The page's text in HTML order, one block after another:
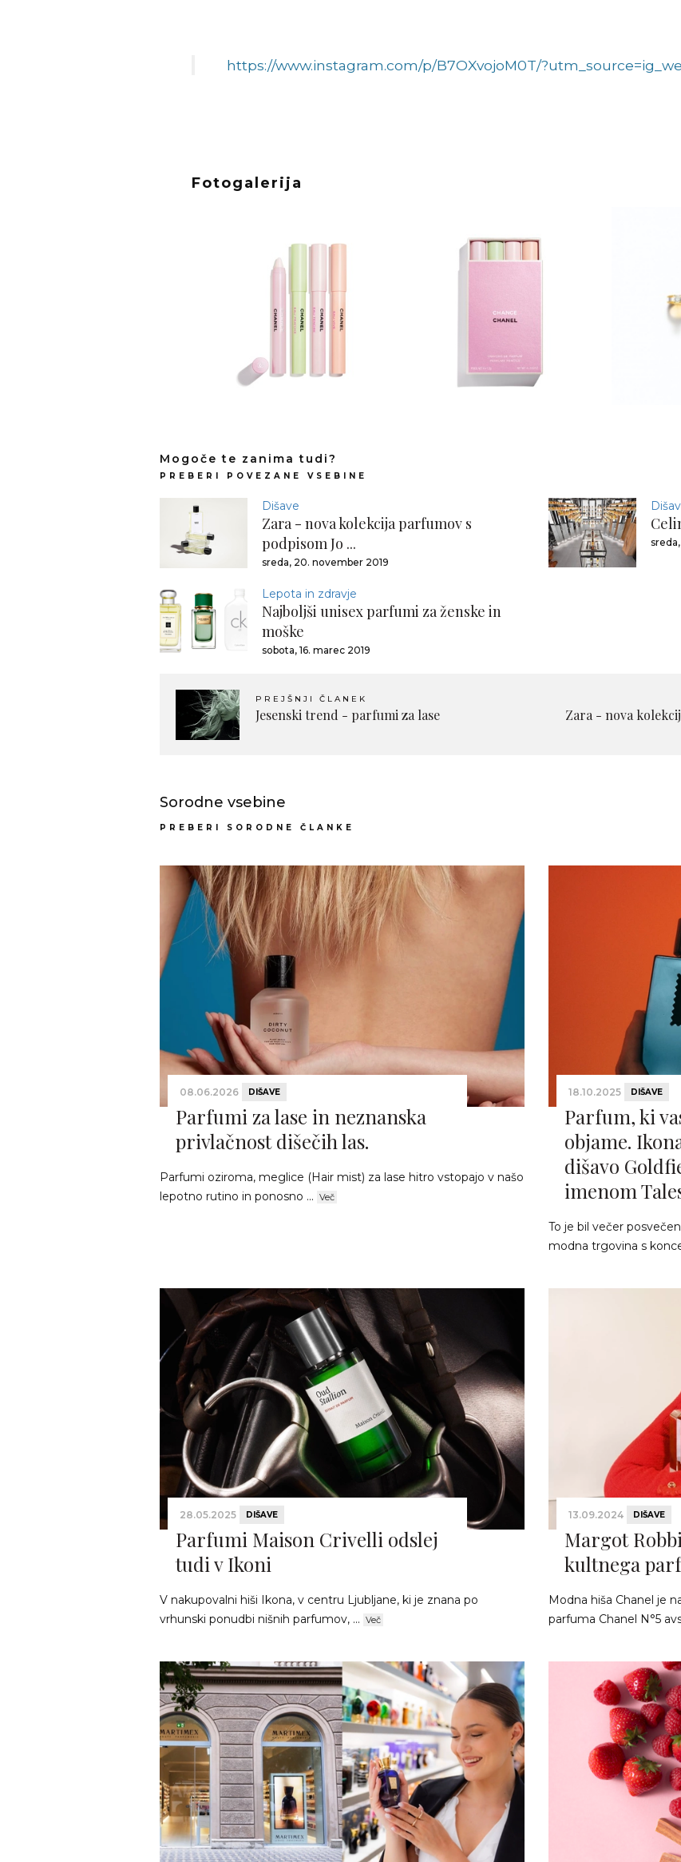
https://www.instagram.com/p/B7OXvojoM0T/
Fotogalerija
Mogoče te zanima tudi?
PREBERI POVEZANE VSEBINE
Dišave
Zara - nova kolekcija parfumov s
podpisom Jo ...
sreda, 20. november 2019
Lepota in zdravje
Najboljši unisex parfumi za ženske in
moške
sobota, 16. marec 2019
PREJŠNJI ČLANEK
Jesenski trend - parfumi za lase
Zara - nova
Sorodne vsebine
PREBERI SORODNE ČLANKE
08.06.2026 DIŠAVE
Parfumi za lase in neznanska
privlačnost dišečih las.
Parfumi oziroma, meglice (Hair mist) za lase hitro vstopajo v našo
lepotno rutino in ponosno ... Več
18.10.2025 DIŠAVE
Parfum, ki
objame.
dišavo
imenom
To je bil večer
modna trgovina s
28.05.2025 DIŠAVE
Parfumi Maison Crivelli odslej
tudi v Ikoni
V nakupovalni hiši Ikona, v centru Ljubljane, ki je znana po
vrhunski ponudbi nišnih parfumov, ... Več
13.09.2024 DIŠAVE
Margot
kultnega
Modna hiša Chanel je
parfuma Chanel N°5